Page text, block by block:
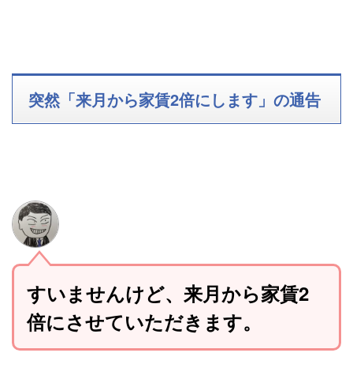
突然「来月から家賃2倍にします」の通告
すいませんけど、来月から家賃2
倍にさせていただきます。